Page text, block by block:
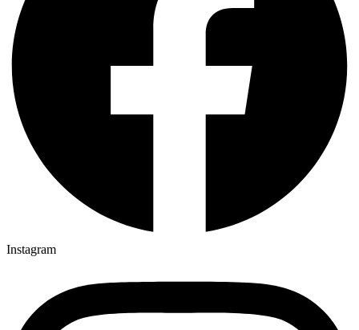
Instagram